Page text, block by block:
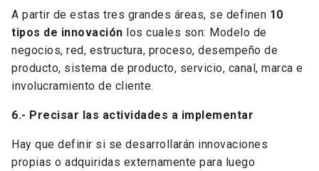
A partir de estas tres grandes áreas, se definen 10
tipos de innovación los cuales son: Modelo de
negocios, red, estructura, proceso, desempeño de
producto, sistema de producto, servicio, canal, marca e
involucramiento de cliente.
6.- Precisar las actividades a implementar
Hay que definir si se desarrollarán innovaciones
propias o adquiridas externamente para luego